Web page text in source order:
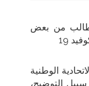
من بعض
19
الوطنية
التوضيح،